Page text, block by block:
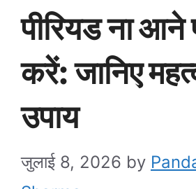
पीरियड ना आने
करें: जानिए
उपाय
जुलाई 8, 2026 by